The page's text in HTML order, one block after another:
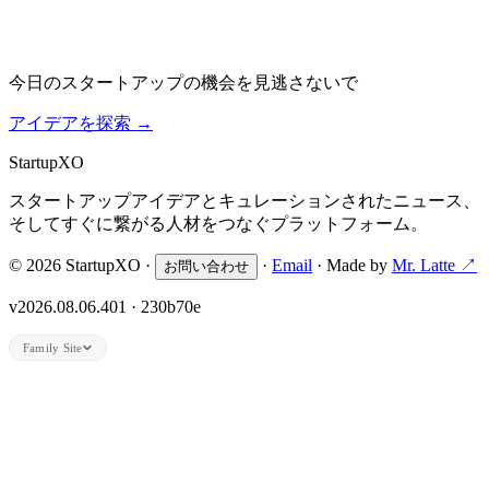
今日のスタートアップの機会を見逃さないで
アイデアを探索 →
StartupXO
スタートアップアイデアとキュレーションされたニュース、
そしてすぐに繋がる人材をつなぐプラットフォーム。
© 2026 StartupXO · お問い合わせ · Email · Made by Mr. Latte ↗
v2026.08.06.401 · 230b70e
Family Site